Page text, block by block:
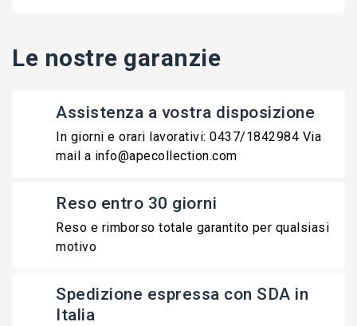
Le nostre garanzie
Assistenza a vostra disposizione
In giorni e orari lavorativi: 0437/1842984 Via
mail a info@apecollection.com
Reso entro 30 giorni
Reso e rimborso totale garantito per qualsiasi
motivo
Spedizione espressa con SDA in
Italia